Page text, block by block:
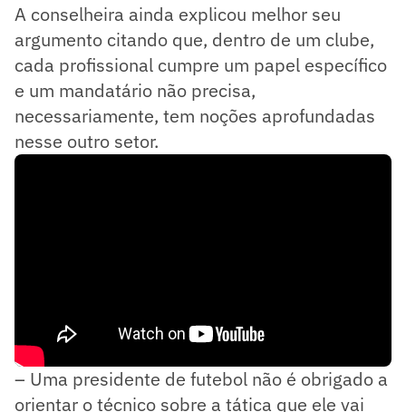
A conselheira ainda explicou melhor seu
argumento citando que, dentro de um clube,
cada profissional cumpre um papel específico
e um mandatário não precisa,
necessariamente, tem noções aprofundadas
nesse outro setor.
– Uma presidente de futebol não é obrigado a
orientar o técnico sobre a tática que ele vai